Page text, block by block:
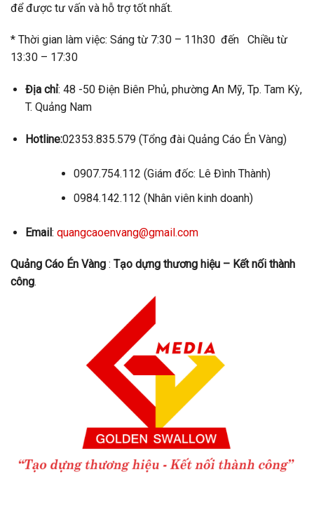
để được tư vấn và hỗ trợ tốt nhất.
* Thời gian làm việc: Sáng từ 7:30 – 11h30 đến Chiều từ
13:30 – 17:30
Địa chỉ: 48 -50 Điện Biên Phủ, phường An Mỹ, Tp. Tam Kỳ,
T. Quảng Nam
Hotline:02353.835.579 (Tổng đài Quảng Cáo Én Vàng)
0907.754.112 (Giám đốc: Lê Đình Thành)
0984.142.112 (Nhân viên kinh doanh)
Email: quangcaoenvang@gmail.com
Quảng Cáo Én Vàng : Tạo dựng thương hiệu – Kết nối thành
công.